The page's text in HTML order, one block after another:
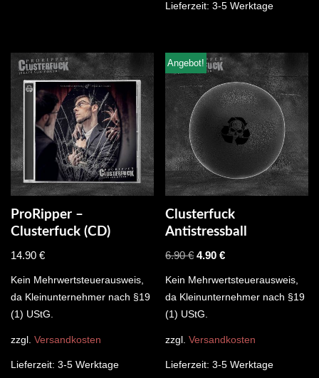
Lieferzeit:3-5 Werktage
ProRipper –
Clusterfuck (CD)
14.90 €
Kein Mehrwertsteuerausweis,
da Kleinunternehmer nach §19
(1) UStG.
zzgl. Versandkosten
Lieferzeit: 3-5 Werktage
Angebot!
Clusterfuck
Antistressball
6.90€ 4.90€
Kein Mehrwertsteuerausweis,
da Kleinunternehmer nach §19
(1) UStG.
zzgl.Versandkosten
Lieferzeit:3-5 Werktage